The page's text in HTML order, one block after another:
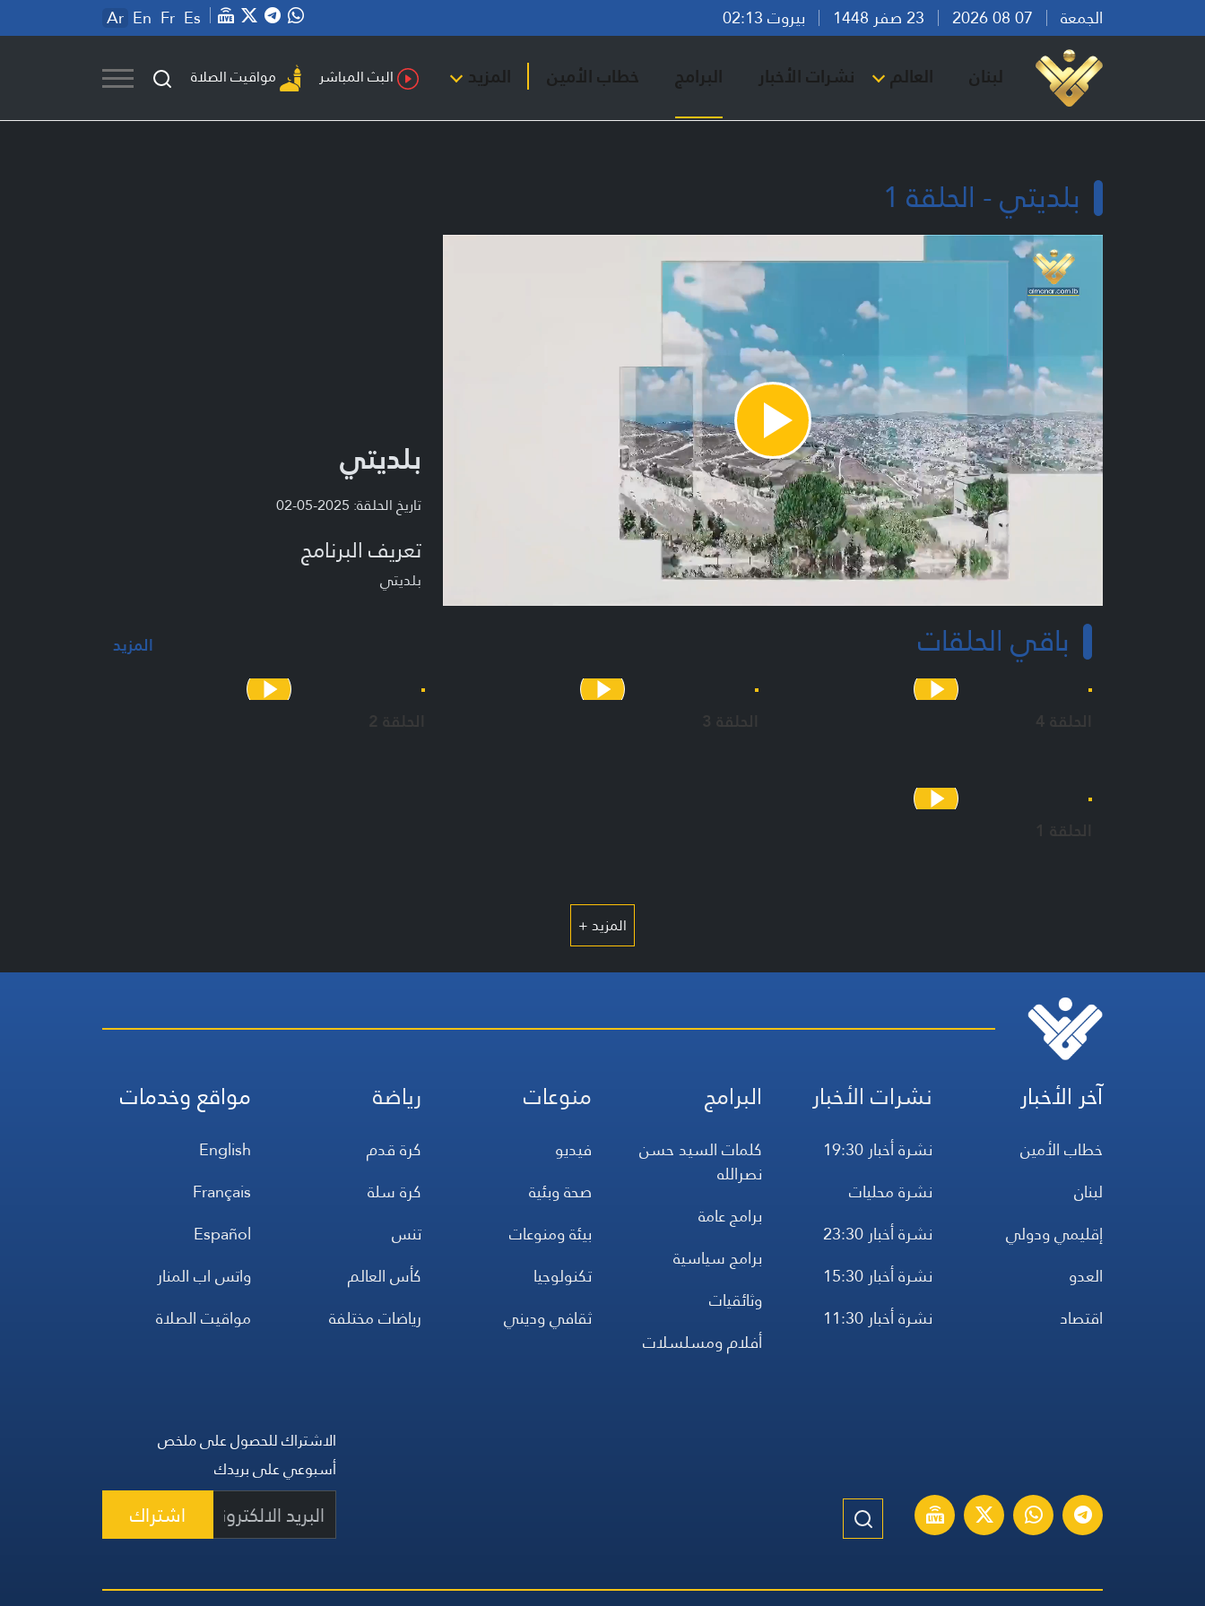
الجمعة بيروت 02:13 Ar En Fr Es
لبنان العالم نشرات الأخبار البرامج خطاب الأمين المزيد البث المباشر مواقيت الصلاة
بلديتي - الحلقة 1
Play
Video
بلديتي
تاريخ الحلقة: 2025-05-02
تعريف البرنامج
بلديتي
باقي الحلقات المزيد
الحلقة 4 الحلقة 3 الحلقة 2
الحلقة 1
المزيد +
آخر الأخبار
خطاب الأمين
لبنان
إقليمي ودولي
العدو
اقتصاد
نشرات الأخبار
نشرة أخبار 19:30
نشرة محليات
نشرة أخبار 23:30
نشرة أخبار 15:30
نشرة أخبار 11:30
البرامج
كلمات السيد حسن
نصرالله
برامج عامة
برامج سياسية
وثائقيات
أفلام ومسلسلات
منوعات
فيديو
صحة وبئية
بيئة ومنوعات
تكنولوجيا
ثقافي وديني
رياضة
كرة قدم
كرة سلة
تنس
كأس العالم
رياضات مختلفة
مواقع وخدمات
English
Français
Español
واتس اب المنار
مواقيت الصلاة
الاشتراك للحصول على ملخص
أسبوعي على بريدك
اشتراك